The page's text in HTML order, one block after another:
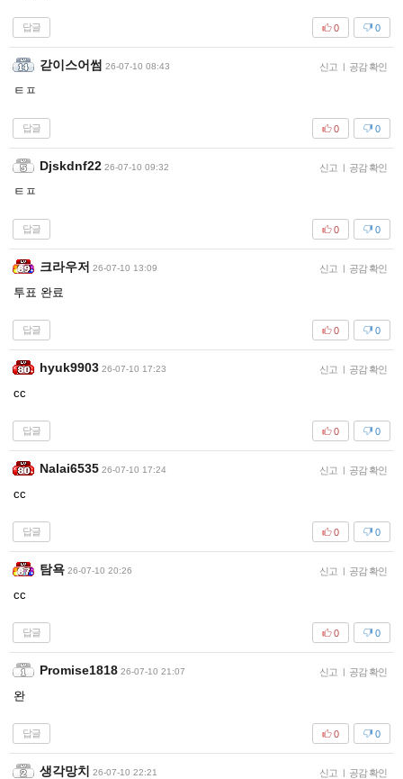
답글 0
0
갇이스어썸 26-07-10 08:43 신고 | 공감 확인
ㅌㅍ
답글 0
0
Djskdnf22 26-07-10 09:32 신고 | 공감 확인
ㅌㅍ
답글 0
0
크라우저 26-07-10 13:09 신고 | 공감 확인
투표 완료
답글 0
0
hyuk9903 26-07-10 17:23 신고 | 공감 확인
cc
답글 0
0
Nalai6535 26-07-10 17:24 신고 | 공감 확인
cc
답글 0
0
탐욕 26-07-10 20:26 신고 | 공감 확인
cc
답글 0
0
Promise1818 26-07-10 21:07 신고 | 공감 확인
완
답글 0
0
생각망치 26-07-10 22:21 신고 | 공감 확인